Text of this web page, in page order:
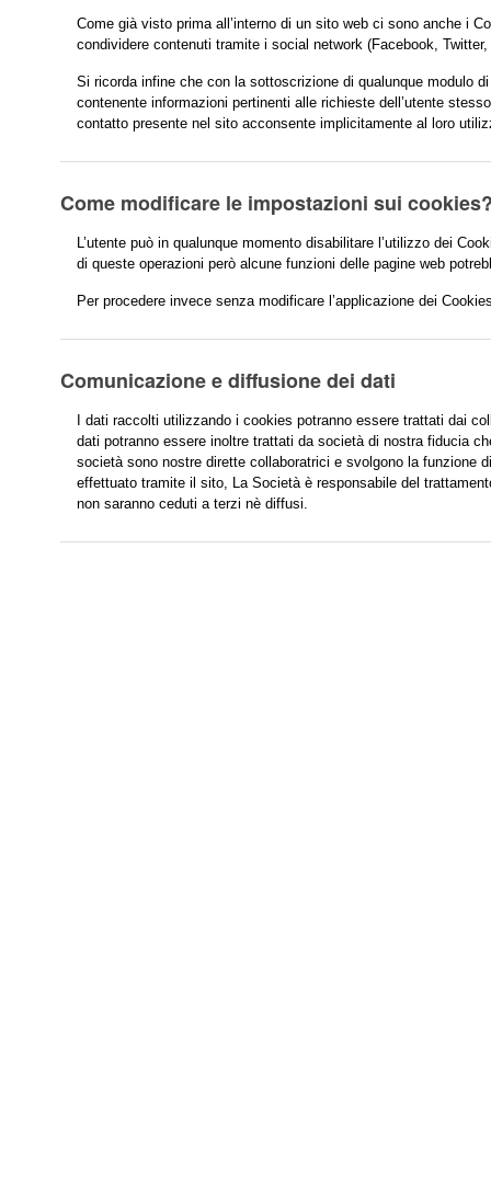
Come già visto prima all’interno di un sito web ci sono anche i
condividere contenuti tramite i social network (Facebook,
Si ricorda infine che con la sottoscrizione di qualunque modulo
contenente informazioni pertinenti alle richieste dell’utente
contatto presente nel sito acconsente implicitamente al loro
Come modificare le impostazioni sui
L’utente può in qualunque momento disabilitare l’utilizzo dei
di queste operazioni però alcune funzioni delle pagine web
Per procedere invece senza modificare l’applicazione dei
Comunicazione e diffusione dei dati
I dati raccolti utilizzando i cookies potranno essere trattati dai
dati potranno essere inoltre trattati da società di nostra fiducia
società sono nostre dirette collaboratrici e svolgono la funzione
effettuato tramite il sito, La Società è responsabile del
non saranno ceduti a terzi nè diffusi.